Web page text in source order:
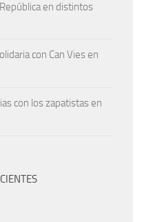
en distintos
con Can Vies en
con los zapatistas en